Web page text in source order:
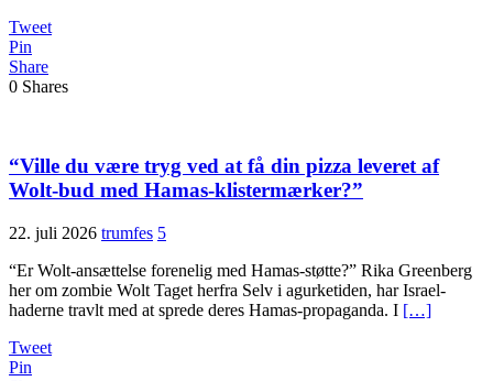
Tweet
Pin
Share
0 Shares
“Ville du være tryg ved at få din pizza leveret af
Wolt-bud med Hamas-klistermærker?”
22. juli 2026 trumfes 5
“Er Wolt-ansættelse forenelig med Hamas-støtte?” Rika Greenberg
her om zombie Wolt Taget herfra Selv i agurketiden, har Israel-
haderne travlt med at sprede deres Hamas-propaganda. I […]
Tweet
Pin